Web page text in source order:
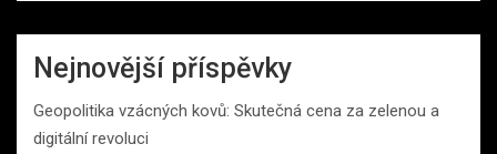
Nejnovější příspěvky
Geopolitika vzácných kovů: Skutečná cena za zelenou a
digitální revoluci